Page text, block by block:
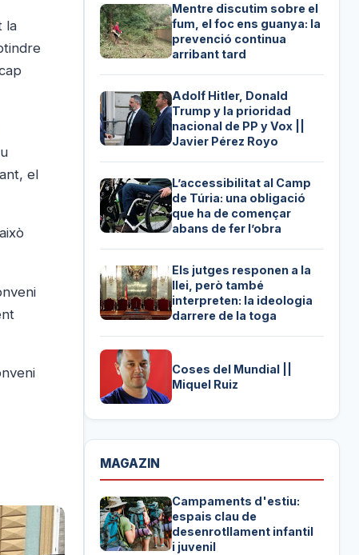
la
el
Mentre discutim sobre el
fum, el foc ens guanya: la
prevenció continua
arribant tard
Adolf Hitler, Donald
Trump y la prioridad
nacional de PP y Vox ||
Javier Pérez Royo
L’accessibilitat al Camp
de Túria: una obligació
que ha de començar
abans de fer l’obra
Els jutges responen a la
llei, però també
interpreten: la ideologia
darrere de la toga
Coses del Mundial ||
Miquel Ruiz
MAGAZIN
Campaments d'estiu:
espais clau de
desenrotllament infantil
i juvenil